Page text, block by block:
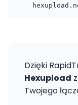
Dzięki
Hexupload
Twojego